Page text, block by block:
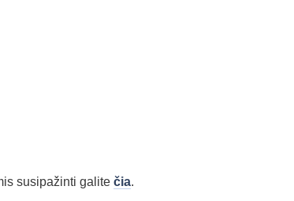
susipažinti galite čia.